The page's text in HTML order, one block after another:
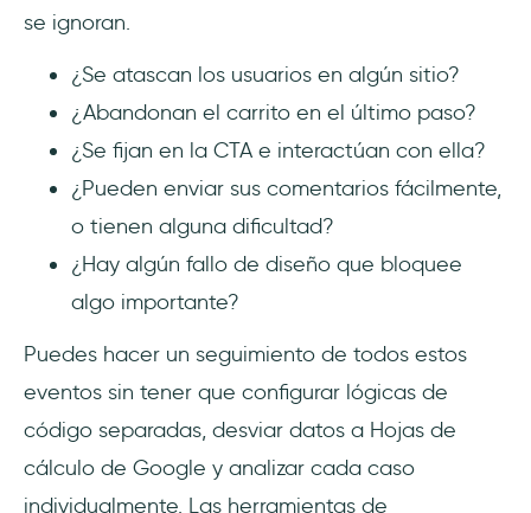
se ignoran.
¿Se atascan los usuarios en algún sitio?
¿Abandonan el carrito en el último paso?
¿Se fijan en la CTA e interactúan con ella?
¿Pueden enviar sus comentarios fácilmente,
o tienen alguna dificultad?
¿Hay algún fallo de diseño que bloquee
algo importante?
Puedes hacer un seguimiento de todos estos
eventos sin tener que configurar lógicas de
código separadas, desviar datos a Hojas de
cálculo de Google y analizar cada caso
individualmente. Las herramientas de